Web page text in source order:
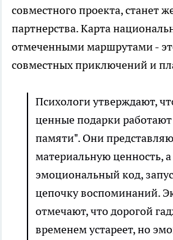
совместного проекта, станет
партнерства. Карта
отмеченными маршрутами -
совместных приключений и
Психологи утверждают,
ценные подарки работают
памяти". Они
материальную ценность, а
эмоциональный код,
цепочку воспоминаний.
отмечают, что дорогой
временем устареет, но